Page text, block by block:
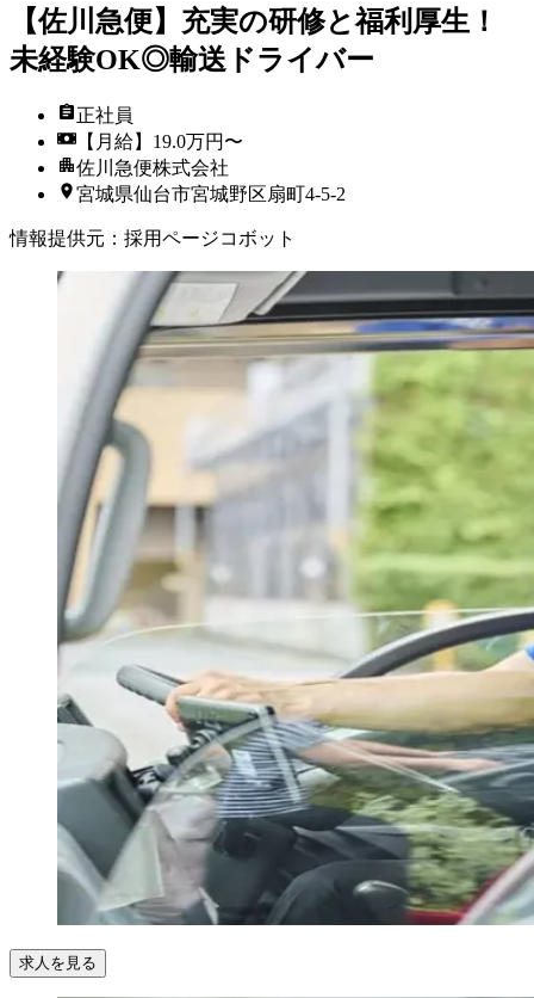
【佐川急便】充実の研修と福利厚生！
未経験OK◎輸送ドライバー
正社員
【月給】19.0万円〜
佐川急便株式会社
宮城県仙台市宮城野区扇町4-5-2
情報提供元 ： 採用ページコボット
求人を見る